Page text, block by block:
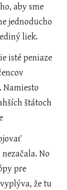
aby sme
jednoducho
liek.
Namiesto
štátoch
No
pre
že tu